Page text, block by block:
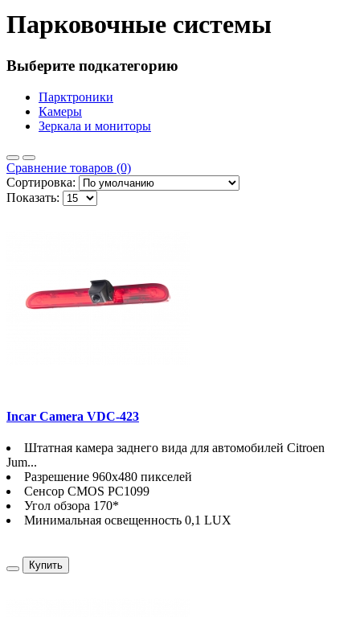
Парковочные системы
Выберите подкатегорию
Парктроники
Камеры
Зеркала и мониторы
Сравнение товаров (0)
Сортировка:
Показать:
Incar Camera VDC-423
Штатная камера заднего вида для автомобилей Citroen
Jum...
Разрешение 960х480 пикселей
Сенсор CMOS PC1099
Угол обзора 170*
Минимальная освещенность 0,1 LUX
Купить